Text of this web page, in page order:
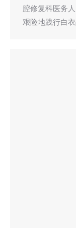
腔修复科医务
艰险地践行白衣